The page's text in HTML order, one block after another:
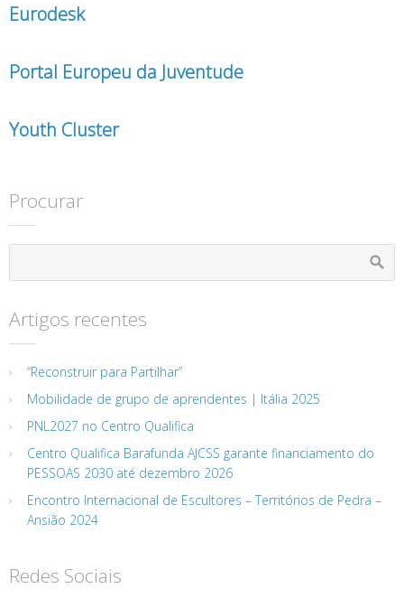
Eurodesk
Portal Europeu da Juventude
Youth Cluster
Procurar
Artigos recentes
“Reconstruir para Partilhar”
Mobilidade de grupo de aprendentes | Itália 2025
PNL2027 no Centro Qualifica
Centro Qualifica Barafunda AJCSS garante financiamento do
PESSOAS 2030 até dezembro 2026
Encontro Internacional de Escultores – Territórios de Pedra –
Ansião 2024
Redes Sociais